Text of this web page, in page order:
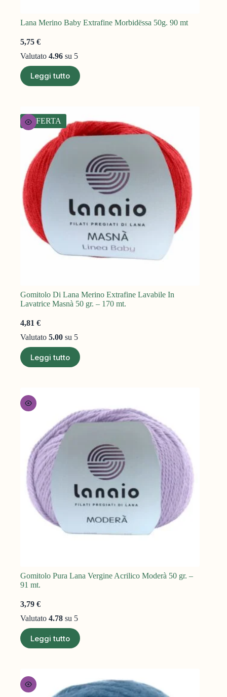
Lana Merino Baby Extrafine Morbidëssa 50g. 90 mt
5,75 €
Valutato 4.96 su 5
Leggi tutto
OFFERTA
Gomitolo Di Lana Merino Extrafine Lavabile In
Lavatrice Masnà 50 gr. – 170 mt.
4,81 €
Valutato 5.00 su 5
Leggi tutto
Gomitolo Pura Lana Vergine Acrilico Moderà 50 gr. –
91 mt.
3,79 €
Valutato 4.78 su 5
Leggi tutto